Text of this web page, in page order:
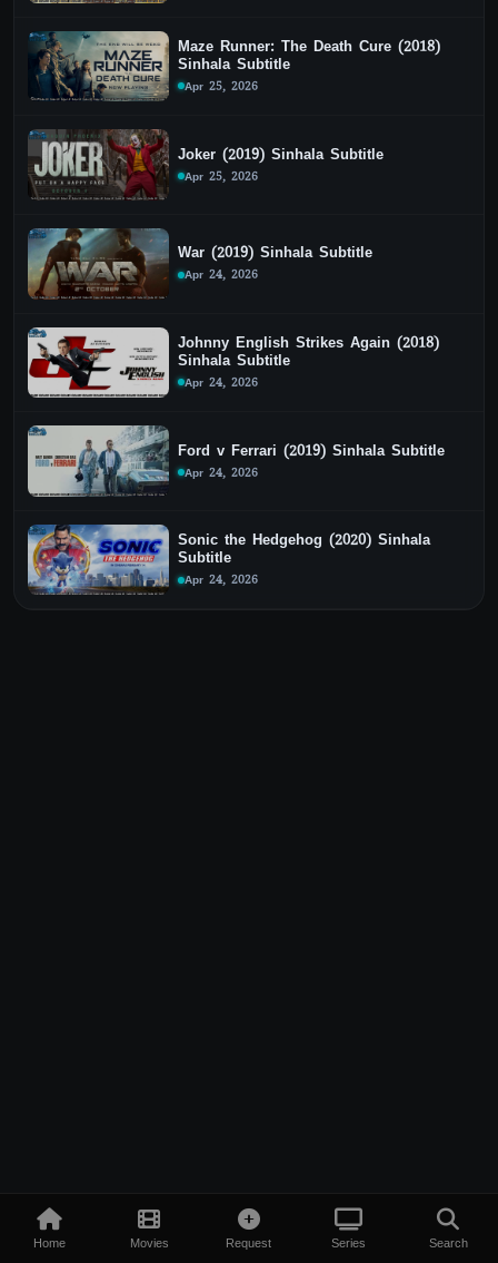
Maze Runner: The Death Cure (2018)
Sinhala Subtitle
Apr 25, 2026
Joker (2019) Sinhala Subtitle
Apr 25, 2026
War (2019) Sinhala Subtitle
Apr 24, 2026
Johnny English Strikes Again (2018)
Sinhala Subtitle
Apr 24, 2026
Ford v Ferrari (2019) Sinhala Subtitle
Apr 24, 2026
Sonic the Hedgehog (2020) Sinhala
Subtitle
Apr 24, 2026
Home Movies Request Series Search